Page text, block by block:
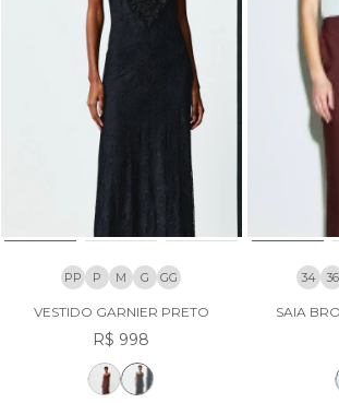
PP P M G GG
VESTIDO GARNIER PRETO
R$ 998
34 36
SAIA